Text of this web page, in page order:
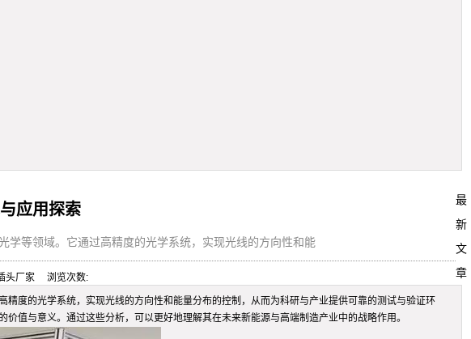
应用探索
学等领域。它通过高精度的光学系统，实现光线的方向性和能
头厂家 浏览次数:
度的光学系统，实现光线的方向性和能量分布的控制，从而为科研与产业提供可靠的测试与验证环
值与意义。通过这些分析，可以更好地理解其在未来新能源与高端制造产业中的战略作用。
最
新
文
章